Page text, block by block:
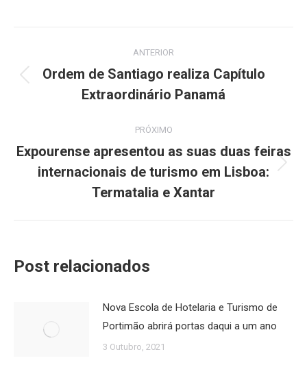
de
ANTERIOR
Post
anterior:
Ordem de Santiago realiza Capítulo
Extraordinário Panamá
PRÓXIMO
Próximo
post:
Expourense apresentou as suas duas feiras
internacionais de turismo em Lisboa:
Termatalia e Xantar
Post relacionados
Nova Escola de Hotelaria e Turismo de
Portimão abrirá portas daqui a um ano
3 Outubro, 2021